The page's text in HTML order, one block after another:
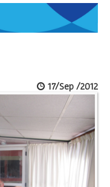
17/Sep /2012